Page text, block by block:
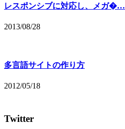
レスポンシブに対応し、メガ�…
2013/08/28
多言語サイトの作り方
2012/05/18
Twitter